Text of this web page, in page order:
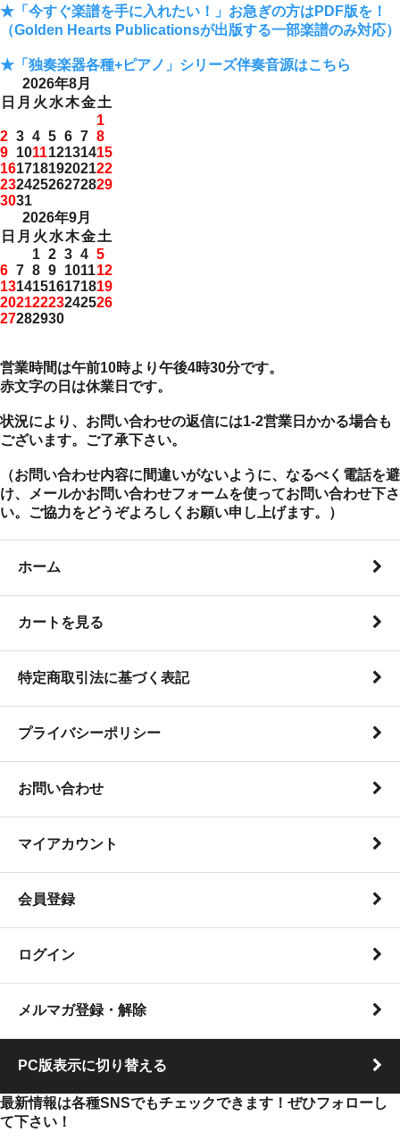
★「今すぐ楽譜を手に入れたい！」お急ぎの方はPDF版を！
（Golden Hearts Publicationsが出版する一部楽譜のみ対応）
★「独奏楽器各種+ピアノ」シリーズ伴奏音源はこちら
2026年8月
日 月 火 水木金土
1
2 3 4 5 6 7 8
9 101112131415
16171819202122
23242526272829
3031
2026年9月
日 月 火 水木金土
1 2 3 4 5
6 7 8 9 101112
13141516171819
20212223242526
27282930
営業時間は午前10時より午後4時30分です。
赤文字の日は休業日です。
状況により、お問い合わせの返信には1-2営業日かかる場合も
ございます。ご了承下さい。
（お問い合わせ内容に間違いがないように、なるべく電話を避
け、メールかお問い合わせフォームを使ってお問い合わせ下さ
い。ご協力をどうぞよろしくお願い申し上げます。）
ホーム
カートを見る
特定商取引法に基づく表記
プライバシーポリシー
お問い合わせ
マイアカウント
会員登録
ログイン
メルマガ登録・解除
PC版表示に切り替える
最新情報は各種SNSでもチェックできます！ぜひフォローし
て下さい！